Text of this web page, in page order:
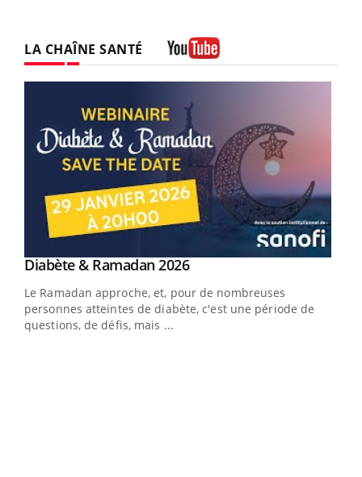
LA CHAÎNE SANTÉ
Youtube
Diabète & Ramadan 2026Youtube
Le Ramadan approche, et, pour de nombreuses
personnes atteintes de diabète, c'est une période de
questions, de défis, mais ...